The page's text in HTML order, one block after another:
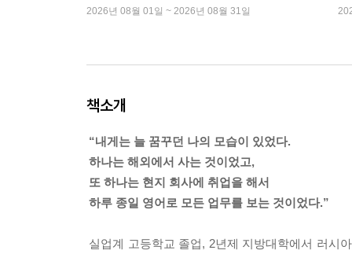
2026년 08월 01일 ~ 2026년 08월 31일
책소개
“내게는 늘 꿈꾸던 나의 모습이 있었다.
하나는 해외에서 사는 것이었고,
또 하나는 현지 회사에 취업을 해서
하루 종일 영어로 모든 업무를 보는 것이었다.”
실업계 고등학교 졸업, 2년제 지방대학에서 러시